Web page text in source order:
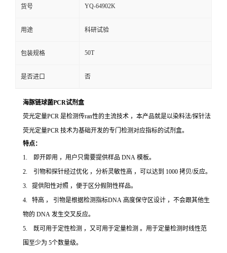
货号 YQ-64902K
用途 科研试验
包装规格 50T
是否进口 否
海豚链球菌PCR试剂盒
荧光定量PCR 是检测传ran性的主流技术 ，本产品就是以染料法/探针法
荧光定量PCR 技术为基础开发的专门检测对应指标的试剂盒。
特点：
1. 即开即用 ，用户只需要提供样品 DNA 模板。
2. 引物和探针经过优化 ，分析灵敏性高 ，可以达到 1000 拷贝/反应。
3. 提供阳性对照 ，便于区分假阴性样品。
4. 特高 ， 引物是根据检测指标DNA 高度保守区设计 ，不会跟其他生
物的 DNA 发生交叉反应。
5. 既可用于定性检测 ，又可用于定量检测 。用于定量检测时线性范
围至少为 5个数量级。